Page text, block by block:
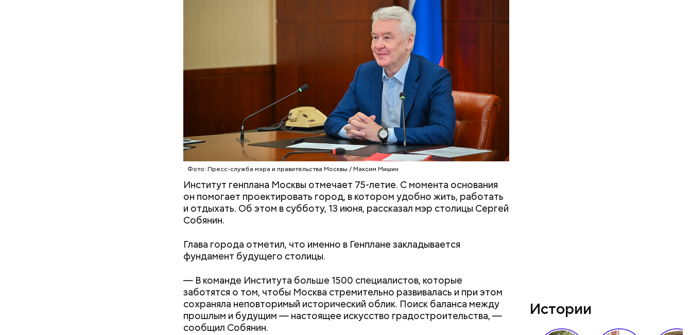
Фото: Пресс-служба мэра и правительства Москвы / Максим Мишин
Институт генплана Москвы отмечает 75-летие. С момента основания
он помогает проектировать город, в котором удобно жить, работать
и отдыхать. Об этом в субботу, 13 июня, рассказал мэр столицы Сергей
Собянин.
Глава города отметил, что именно в Генплане закладывается
фундамент будущего столицы.
— В команде Института больше 1500 специалистов, которые
заботятся о том, чтобы Москва стремительно развивалась и при этом
сохраняла неповторимый исторический облик. Поиск баланса между
прошлым и будущим — настоящее искусство градостроительства, —
сообщил Собянин.
Ситуационный центр градостроительного
комплекса
Сергей Собянин в преддверии Дня строителя открыл
Ситуационный
градостроительного комплекса столицы и вручил награды
победителям ежегодного городского конкурса «Лучший
реализованный проект в области строительства». По его словам,
градостроительный комплекс столицы выполняет запланированные
задачи, несмотря на существующие трудности.
Истории